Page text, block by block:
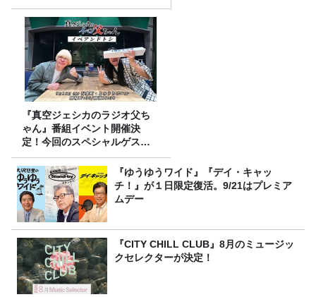
『真空ジェシカのラジオ父ち
ゃん』番組イベント開催決
定！今回のスペシャルゲスト
は、タカアンドトシ！
『ゆうゆうワイド』『デイ・キャッ
チ！』が１日限定復活。9/21はプレミア
ムデー
『CITY CHILL CLUB』8月のミュージッ
クセレクターが決定！